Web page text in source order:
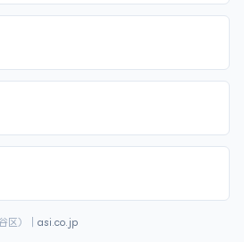
区）｜ asi.co.jp